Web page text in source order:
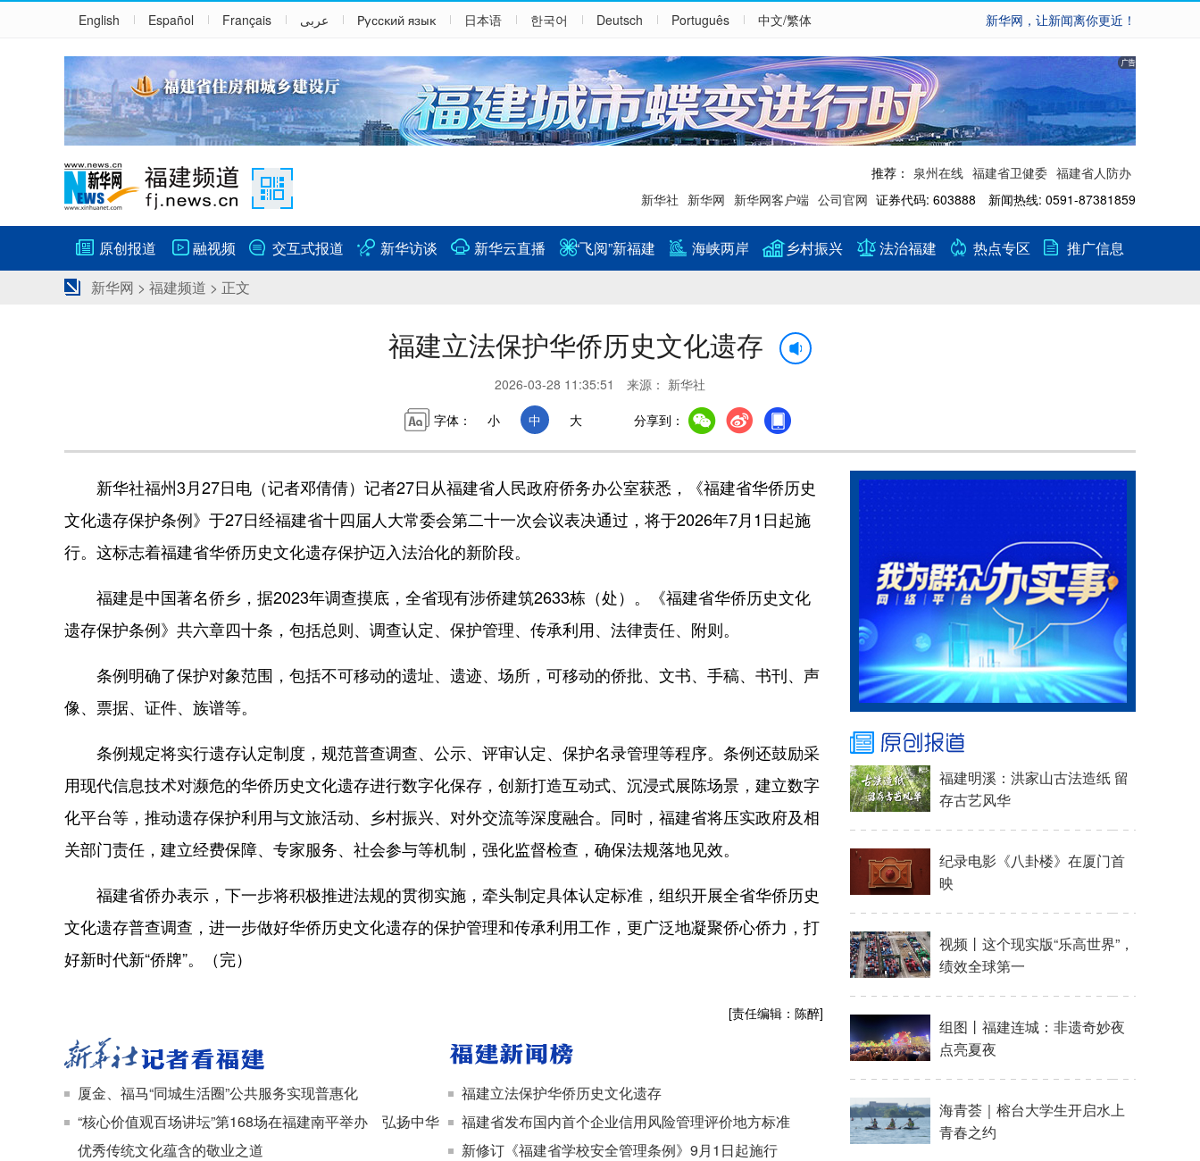
English Español Français عربى Русский язык 日本语 한국어 Deutsch Português 中文/繁体 新华网，让新闻离你更近！
推荐： 泉州在线 福建省卫健委 福建省人防办
新华社 新华网 新华网客户端 公司官网 证券代码: 603888 新闻热线: 0591-87381859
原创报道 融视频 交互式报道 新华访谈 新华云直播 “飞阅”新福建 海峡两岸 乡村振兴 法治福建 热点专区
推广信息
新华网 > 福建频道 > 正文
福建立法保护华侨历史文化遗存
2026-03-28 11:35:51 来源： 新华社
字体：
小 中 大 分享到：
新华社福州3月27日电（记者邓倩倩）记者27日从福建省人民政府侨务办公室获悉，《福建省华侨历史
文化遗存保护条例》于27日经福建省十四届人大常委会第二十一次会议表决通过，将于2026年7月1日起施
行。这标志着福建省华侨历史文化遗存保护迈入法治化的新阶段。
福建是中国著名侨乡，据2023年调查摸底，全省现有涉侨建筑2633栋（处）。《福建省华侨历史文化
遗存保护条例》共六章四十条，包括总则、调查认定、保护管理、传承利用、法律责任、附则。
条例明确了保护对象范围，包括不可移动的遗址、遗迹、场所，可移动的侨批、文书、手稿、书刊、声
像、票据、证件、族谱等。
条例规定将实行遗存认定制度，规范普查调查、公示、评审认定、保护名录管理等程序。条例还鼓励采
用现代信息技术对濒危的华侨历史文化遗存进行数字化保存，创新打造互动式、沉浸式展陈场景，建立数字
化平台等，推动遗存保护利用与文旅活动、乡村振兴、对外交流等深度融合。同时，福建省将压实政府及相
关部门责任，建立经费保障、专家服务、社会参与等机制，强化监督检查，确保法规落地见效。
福建省侨办表示，下一步将积极推进法规的贯彻实施，牵头制定具体认定标准，组织开展全省华侨历史
文化遗存普查调查，进一步做好华侨历史文化遗存的保护管理和传承利用工作，更广泛地凝聚侨心侨力，打
好新时代新“侨牌”。（完）
[责任编辑：陈醉]
厦金、福马“同城生活圈”公共服务实现普惠化
“核心价值观百场讲坛”第168场在福建南平举办 弘扬中华
优秀传统文化蕴含的敬业之道
福建立法保护华侨历史文化遗存
福建省发布国内首个企业信用风险管理评价地方标准
新修订《福建省学校安全管理条例》9月1日起施行